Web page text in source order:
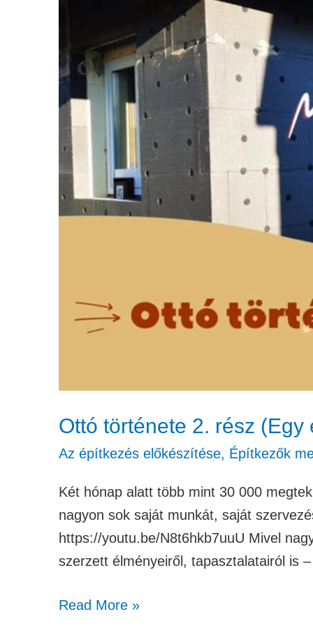
Ottó története 2. rész
Az építkezés előkészítése, Építkezők
Két hónap alatt több mint 30 000
nagyon sok saját munkát, saját
https://youtu.be/N8t6hkb7uuU Mivel
szerzett élményeiről, tapasztalatairól is
rész
(Egy
építkező
tapasztalatai)
Read More »